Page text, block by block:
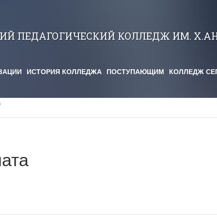
ПЕДАГОГИЧЕСКИЙ КОЛЛЕДЖ ИМ.
ИСТОРИЯ КОЛЛЕДЖА ПОСТУПАЮЩИМ КОЛЛЕДЖ